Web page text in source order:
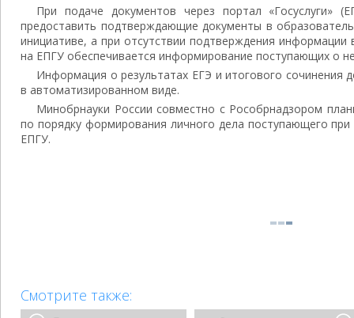
При подаче документов через портал «Госуслуги»
предоставить подтверждающие документы в
инициативе, а при отсутствии подтверждения
на ЕПГУ обеспечивается информирование поступающих о
Информация о результатах ЕГЭ и итогового сочинения
в автоматизированном виде.
Минобрнауки России совместно с Рособрнадзором
по порядку формирования личного дела поступающего
ЕПГУ.
Смотрите также: